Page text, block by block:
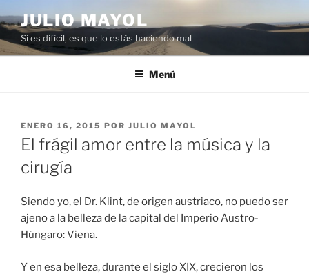
al
contenido
JULIO MAYOL
Si es difícil, es que lo estás haciendo mal
Menú
PUBLICADO
EL
ENERO 16, 2015 POR JULIO MAYOL
El frágil amor entre la música y la
cirugía
Siendo yo, el Dr. Klint, de origen austriaco, no puedo ser
ajeno a la belleza de la capital del Imperio Austro-
Húngaro: Viena.
Y en esa belleza, durante el siglo XIX, crecieron los